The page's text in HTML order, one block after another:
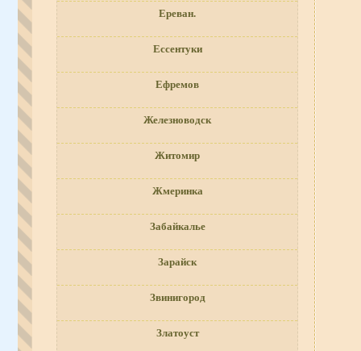
Ереван.
Ессентуки
Ефремов
Железноводск
Житомир
Жмеринка
Забайкалье
Зарайск
Звинигород
Златоуст